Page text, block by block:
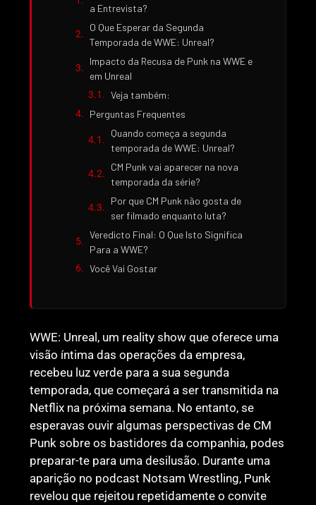
a Entrevista?
O Que Esperar da Segunda
Temporada de WWE: Unreal?
Impacto da Recusa de Punk na WWE e
em Unreal
Veja também:
Perguntas Frequentes
Quando começa a segunda
temporada de WWE: Unreal?
CM Punk vai aparecer na nova
temporada da série?
Por que CM Punk não gosta de
ser filmado enquanto luta?
Veredicto Final: O Que Isto Significa
Para a WWE?
Você Vai Gostar
WWE: Unreal, um reality show que oferece uma
visão íntima das operações da empresa,
recebeu luz verde para a sua segunda
temporada, que começará a ser transmitida na
Netflix na próxima semana. No entanto, se
esperavas ouvir algumas perspectivas de CM
Punk sobre os bastidores da companhia, podes
preparar-te para uma desilusão. Durante uma
aparição no podcast Notsam Wrestling, Punk
revelou que rejeitou repetidamente o convite